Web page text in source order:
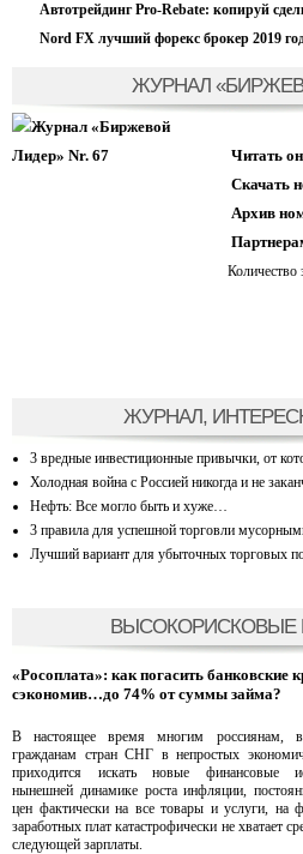
Автотрейдинг Pro-Rebate: копируй
Nord FX лучший форекс брокер 2019
ЖУРНАЛ
Читать
Скачать
Архив
Количество
ЖУРНАЛ,
3 вредные инвестиционные привычки, от
Холодная война с Россией никогда и не
Нефть: Все могло быть и хуже…
3 правила для успешной торговли
Лучший вариант для убыточных торговых
ВЫСОКОРИСКОВЫЕ
«Росоплата»: как погасить банковские
сэкономив…до 74% от суммы займа?
В настоящее время многим россиянам,
гражданам стран СНГ в непростых
приходится искать новые финансовые
нынешней динамике роста инфляции,
цен фактически на все товары и услуги, на
заработных плат катастрофически не хватает
следующей зарплаты.